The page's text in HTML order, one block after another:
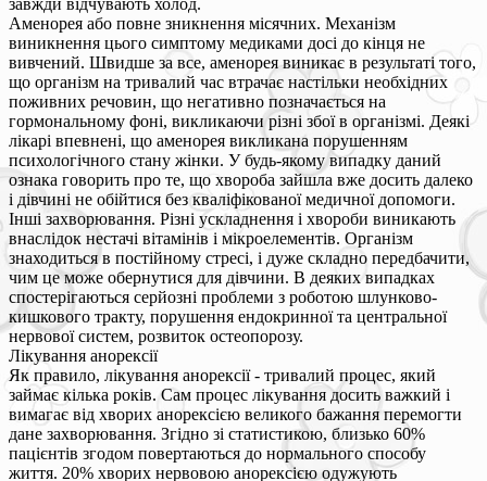
Аменорея або повне зникнення місячних. Механізм
виникнення цього симптому медиками досі до кінця не
вивчений. Швидше за все, аменорея виникає в результаті того,
що організм на тривалий час втрачає настільки необхідних
поживних речовин, що негативно позначається на
гормональному фоні, викликаючи різні збої в організмі. Деякі
лікарі впевнені, що аменорея викликана порушенням
психологічного стану жінки. У будь-якому випадку даний
ознака говорить про те, що хвороба зайшла вже досить далеко
і дівчині не обійтися без кваліфікованої медичної допомоги.
Інші захворювання. Різні ускладнення і хвороби виникають
внаслідок нестачі вітамінів і мікроелементів. Організм
знаходиться в постійному стресі, і дуже складно передбачити,
чим це може обернутися для дівчини. В деяких випадках
спостерігаються серйозні проблеми з роботою шлунково-
кишкового тракту, порушення ендокринної та центральної
нервової систем, розвиток остеопорозу.
Лікування анорексії
Як правило, лікування анорексії - тривалий процес, який
займає кілька років. Сам процес лікування досить важкий і
вимагає від хворих анорексією великого бажання перемогти
дане захворювання. Згідно зі статистикою, близько 60%
пацієнтів згодом повертаються до нормального способу
життя. 20% хворих нервовою анорексією одужують